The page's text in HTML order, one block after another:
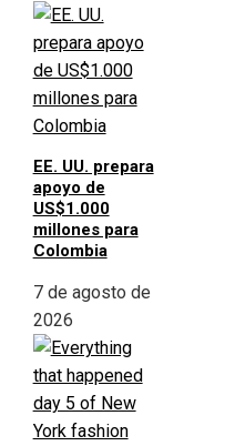
EE. UU. prepara
apoyo de
US$1.000
millones para
Colombia
7 de agosto de
2026